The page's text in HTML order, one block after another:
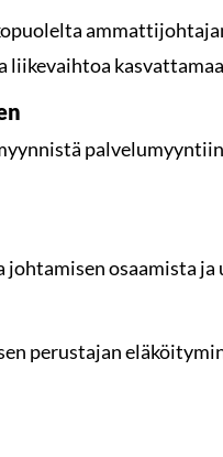
liikevaihtoa
osaamista
perustajan